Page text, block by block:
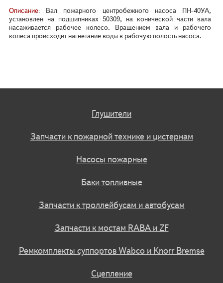
Описание: Вал пожарного центробежного насоса ПН-40УА,
установлен на подшипниках 50309, на конической части вала
насаживается рабочее колесо. Вращением вала и рабочего
колеса происходит нагнетание воды в рабочую полость насоса.
Глушители
Запчасти к пожарной технике и цистернам
Насосы пожарные
Баки топливные
Запчасти к троллейбусам и автобусам
Запчасти к мостам RABA и ZF
Ремкомплекты суппортов Wabco и Knorr Bremse
Сцепление